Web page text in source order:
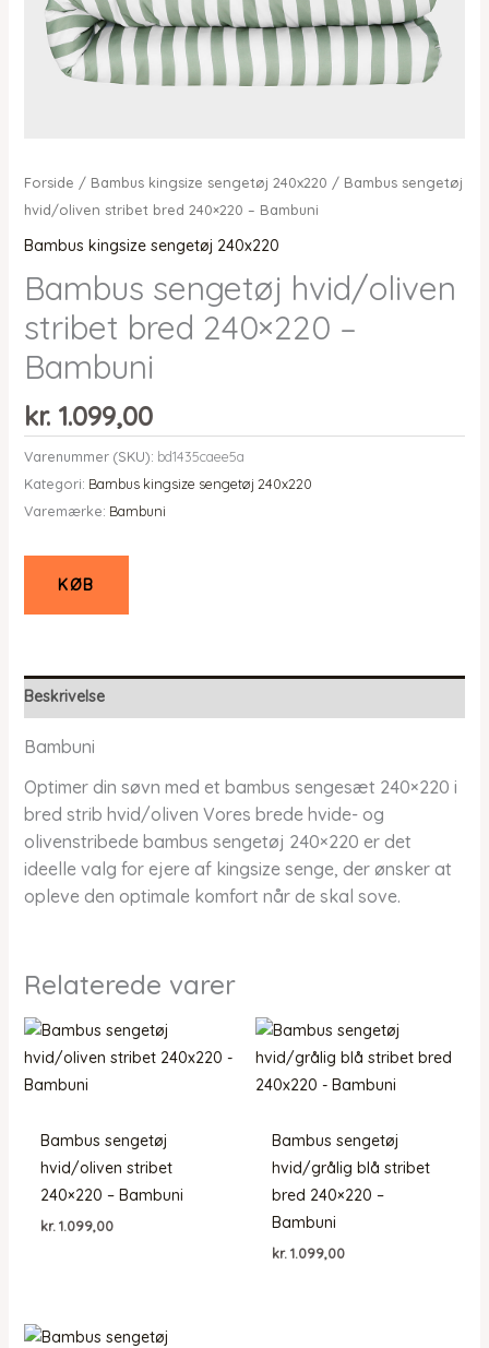
Forside / Bambus kingsize sengetøj 240x220 / Bambus sengetøj
hvid/oliven stribet bred 240×220 – Bambuni
Bambus kingsize sengetøj 240x220
Bambus sengetøj hvid/oliven
stribet bred 240×220 –
Bambuni
kr.1.099,00
Varenummer (SKU): bd1435caee5a
Kategori: Bambus kingsize sengetøj 240x220
Varemærke: Bambuni
KØB
Beskrivelse
Bambuni
Optimer din søvn med et bambus sengesæt 240×220 i
bred strib hvid/oliven Vores brede hvide- og
olivenstribede bambus sengetøj 240×220 er det
ideelle valg for ejere af kingsize senge, der ønsker at
opleve den optimale komfort når de skal sove.
Relaterede varer
Bambus sengetøj
hvid/oliven stribet
240×220 – Bambuni
kr.1.099,00
Bambus sengetøj
hvid/grålig blå stribet
bred 240×220 –
Bambuni
kr.1.099,00